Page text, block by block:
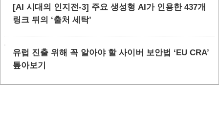
[AI 시대의 인지전-3] 주요 생성형 AI가 인용한 437개
링크 뒤의 ‘출처 세탁’
유럽 진출 위해 꼭 알아야 할 사이버 보안법 ‘EU CRA’
톺아보기